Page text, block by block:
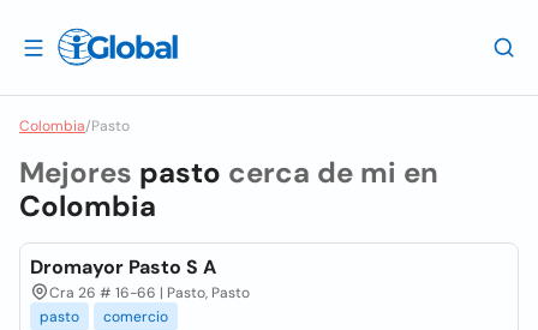
Colombia/Pasto
Mejores pasto cerca de mi en
Colombia
Dromayor Pasto S A
Cra 26 # 16-66 | Pasto, Pasto
pasto
comercio